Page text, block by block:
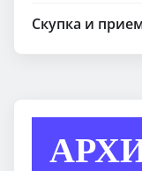
Скупка и